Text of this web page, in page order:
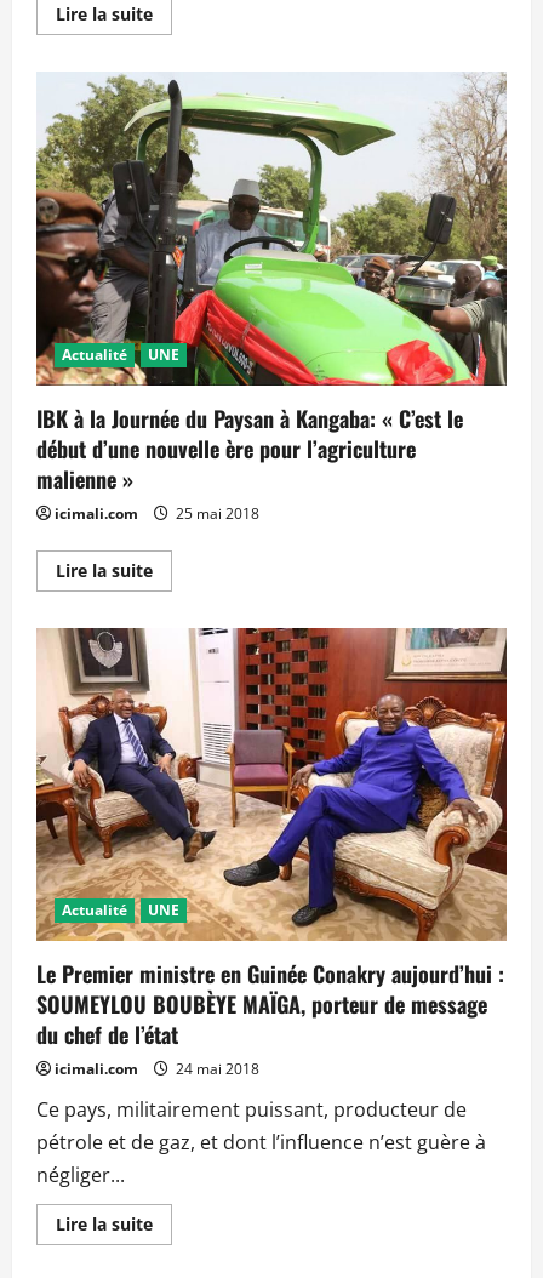
Lire la suiteEn
savoir
DRAMANE
DEMBELE
INVESTI
CANDIDAT
AUX
PRESIDENTIELLES
DE
2018
:
«
C’est
méthode
AEEM
qui
sortir
ce
pays
de
ce
gouffre
»
Actualité UNE
IBK à la Journée du Paysan à Kangaba: « C’est le
début d’une nouvelle ère pour l’agriculture
malienne »
icimali.com 25 mai 2018
Lire la suiteEn
savoir
Journée
du
Paysan
à
Kangaba:
« C’est
le
début
d’une
nouvelle
ère
pour
l’agriculture
malienne »
Actualité UNE
Le Premier ministre en Guinée Conakry aujourd’hui :
SOUMEYLOU BOUBÈYE MAÏGA, porteur de message
du chef de l’état
icimali.com 24 mai 2018
Ce pays, militairement puissant, producteur de
pétrole et de gaz, et dont l’influence n’est guère à
négliger...
Lire la suiteEn
savoir